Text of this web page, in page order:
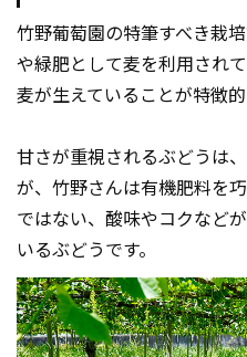
竹野葡萄園の特筆すべき栽
や緑肥として麦を利用され
麦が生えていることが特徴的
甘さが重視されるぶどうは
が、竹野さんは有機肥料を
ではない、酸味やコクなど
いるぶどうです。